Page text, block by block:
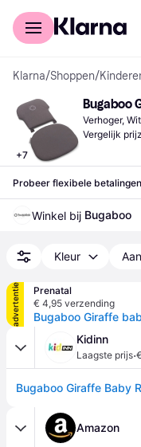
Voor shoppers
Klarna/Shoppen/
+7
Bugaboo
Verhoger,
Vergelijk
Probeer flexibele
Winkel bij Bugaboo
Kleur
advertentie
Prenatal
€ 4,95 verzending
Kidinn
Laagste prijs·
Amazon